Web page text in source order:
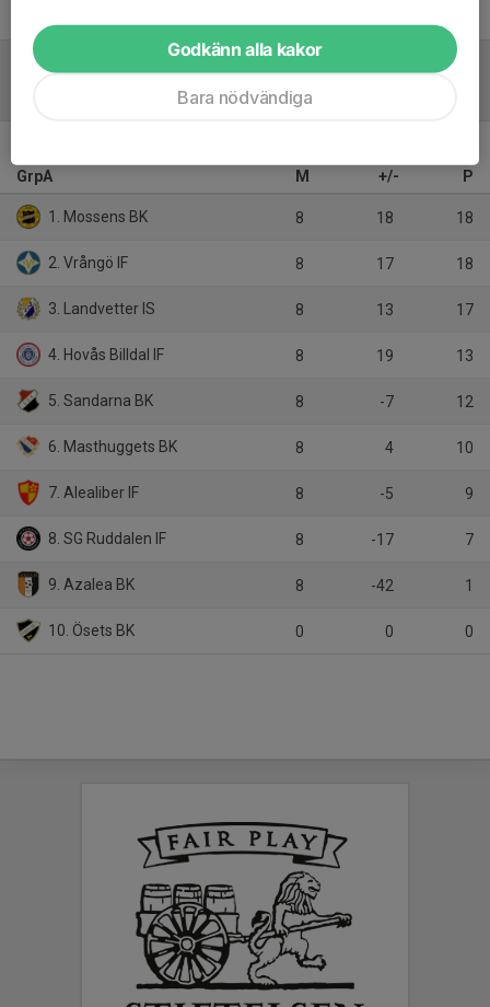
GrpA
M +/- P
1. Mossens BK 8 18 18
2. Vrångö IF 8 17 18
3. Landvetter IS 8 13 17
4. Hovås Billdal IF 8 19 13
5. Sandarna BK 8 -7 12
6. Masthuggets BK 8 4 10
7. Alealiber IF 8 -5 9
8. SG Ruddalen IF 8 -17 7
9. Azalea BK 8 -42 1
10. Ösets BK 0 0 0
Godkänn alla kakor
Bara nödvändiga